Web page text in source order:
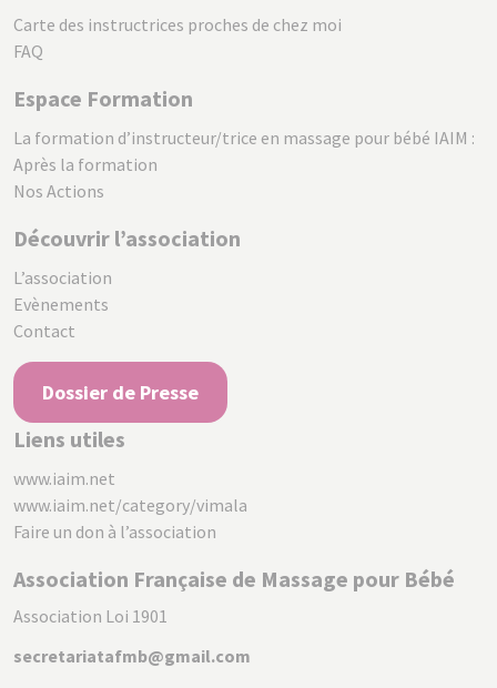
Carte des instructrices proches de chez moi
FAQ
Espace Formation
La formation d’instructeur/trice en massage pour bébé IAIM :
Après la formation
Nos Actions
Découvrir l’association
L’association
Evènements
Contact
Dossier de Presse
Liens utiles
www.iaim.net
www.iaim.net/category/vimala
Faire un don à l’association
Association Française de Massage pour Bébé
Association Loi 1901
secretariatafmb@gmail.com